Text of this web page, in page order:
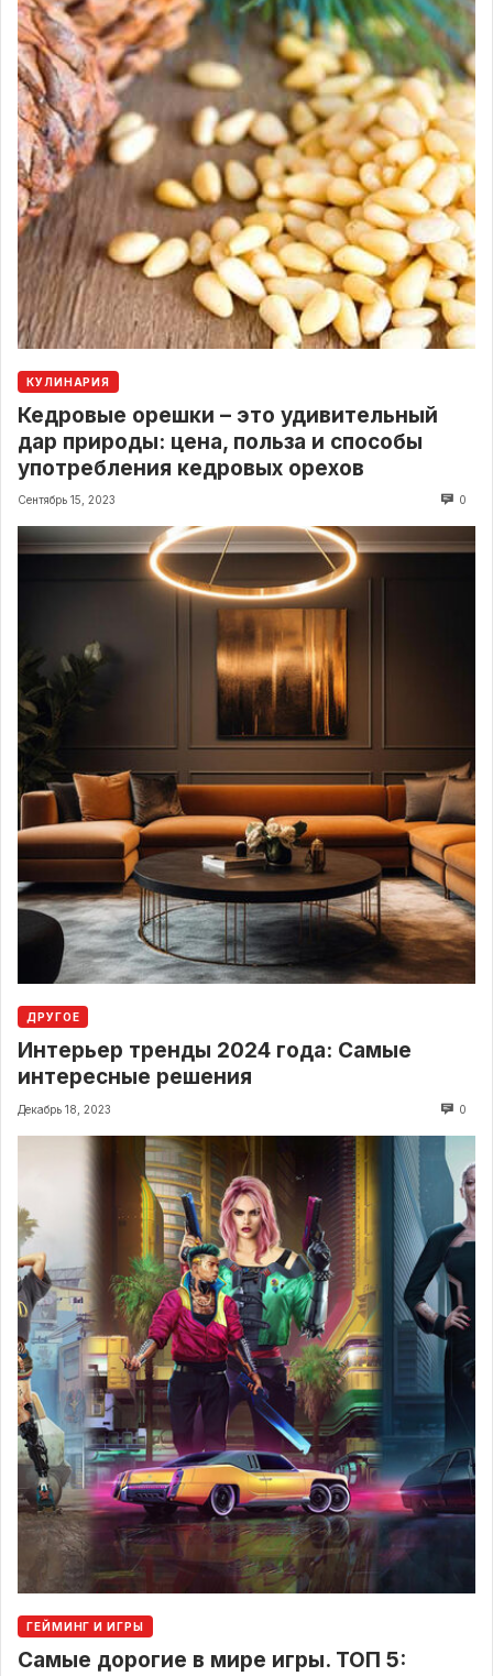
КУЛИНАРИЯ
Кедровые орешки – это удивительный
дар природы: цена, польза и способы
употребления кедровых орехов
Сентябрь 15, 2023 0
ДРУГОЕ
Интерьер тренды 2024 года: Самые
интересные решения
Декабрь 18, 2023 0
ГЕЙМИНГ И ИГРЫ
Самые дорогие в мире игры. ТОП 5: